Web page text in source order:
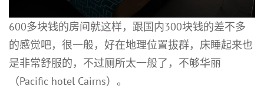
600多块钱的房间就这样，跟国内300块钱的差不多
的感觉吧，很一般，好在地理位置拔群，床睡起来也
是非常舒服的，不过厕所太一般了，不够华丽
（Pacific hotel Cairns）。